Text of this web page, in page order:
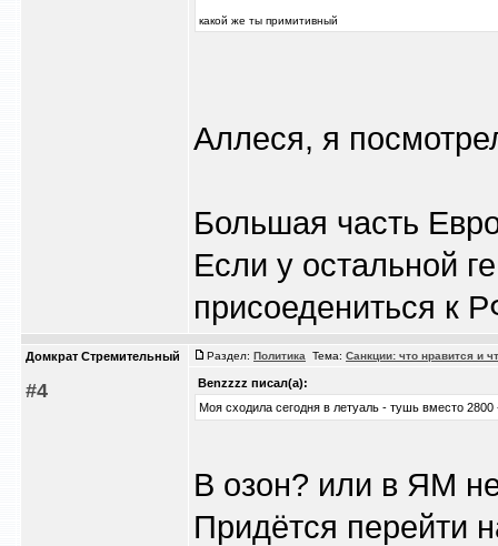
какой же ты примитивный
Аллеся, я
Большая часть
Если у остальной
присоедениться к
Домкрат Стремительный
#4
Раздел: Политика Тема: Санкции: что нравится и
Benzzzz писал(а):
Моя сходила сегодня в летуаль - тушь вместо 2800
В озон? или в ЯМ
Придётся перейти